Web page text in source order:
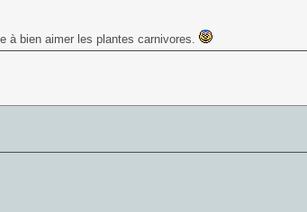
à bien aimer les plantes carnivores.